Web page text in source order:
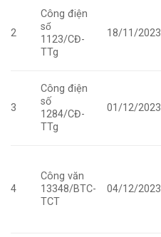
2
Công điện
số
1123/CĐ-
TTg
18/11/2023
3
Công điện
số
1284/CĐ-
TTg
01/12/2023
4
Công văn
13348/BTC-
TCT
04/12/2023